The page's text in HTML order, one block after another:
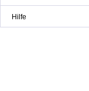
Hilfe